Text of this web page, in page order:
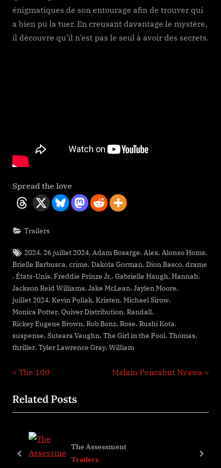
énigmatiques de son entourage afin de trouver qui
a bien pu la tuer. En creusant davantage le mystère,
il découvre qu’il n’est pas le seul à avoir des secrets.
Spread the love
Trailers
Tags:
2024, 26 juillet 2024, Adam Bosarge, Alex, Alonso Homs,
Brielle Barbusca, crime, Dakota Gorman, Dion Basco, drame
, États-Unis, Freddie Prinze Jr., Gabrielle Haugh, Hannah,
Jackson Reid Williams, Jake McLean, Jaylen Moore,
juillet 2024, Kevin Pollak, Kristen, Michael Sirow,
Monica Potter, Quiver Distribution, Randall,
Rickey Eugene Brown, Rob Bonz, Rose, Rushi Kota,
suspense, Suteara Vaughn, The Girl in the Pool, Thomas,
thriller, Tyler Lawrence Gray, William
Navigation
de
l’article
P
e
v
u
The 100
N
t
Malam Pencabut Nyawa
Related Posts
The Assessment
Trailers
prev next